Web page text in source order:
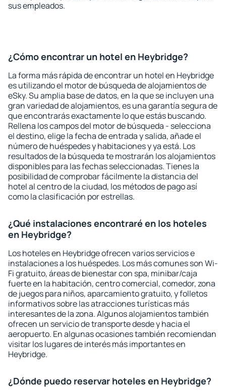
sus empleados.
¿Cómo encontrar un hotel en Heybridge?
La forma más rápida de encontrar un hotel en Heybridge
es utilizando el motor de búsqueda de alojamientos de
eSky. Su amplia base de datos, en la que se incluyen una
gran variedad de alojamientos, es una garantía segura de
que encontrarás exactamente lo que estás buscando.
Rellena los campos del motor de búsqueda - selecciona
el destino, elige la fecha de entrada y salida, añade el
número de huéspedes y habitaciones y ya está. Los
resultados de la búsqueda te mostrarán los alojamientos
disponibles para las fechas seleccionadas. Tienes la
posibilidad de comprobar fácilmente la distancia del
hotel al centro de la ciudad, los métodos de pago así
como la clasificación por estrellas.
¿Qué instalaciones encontraré en los hoteles
en Heybridge?
Los hoteles en Heybridge ofrecen varios servicios e
instalaciones a los huéspedes. Los más comunes son Wi-
Fi gratuito, áreas de bienestar con spa, minibar/caja
fuerte en la habitación, centro comercial, comedor, zona
de juegos para niños, aparcamiento gratuito, y folletos
informativos sobre las atracciones turísticas más
interesantes de la zona. Algunos alojamientos también
ofrecen un servicio de transporte desde y hacia el
aeropuerto. En algunas ocasiones también recomiendan
visitar los lugares de interés más importantes en
Heybridge.
¿Dónde puedo reservar hoteles en Heybridge?